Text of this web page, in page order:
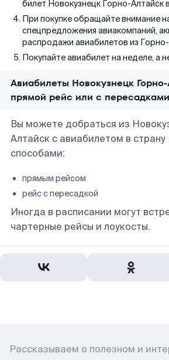
билет Новокузнецк Горно-Алтайск
При покупке обращайте внимание
спецпредложения авиакомпаний,
распродажи авиабилетов из
Покупайте авиабилет на неделе, а
Авиабилеты Новокузнецк
прямой рейс или с пересадками
Вы можете добраться из
Алтайск с авиабилетом в
способами:
прямым рейсом
рейс с пересадкой
Иногда в расписании могут
чартерные рейсы и лоукосты.
Рассказываем о полезном и